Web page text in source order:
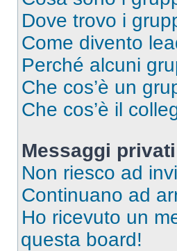
Dove trovo i
Come divento
Perché alcuni
Che cos’è un
Che cos’è il
Messaggi privati
Non riesco ad
Continuano ad
Ho ricevuto un
questa board!